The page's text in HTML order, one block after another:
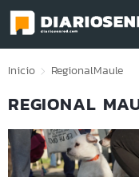
Click acá para ir
Inicio RegionalMaule
REGIONAL